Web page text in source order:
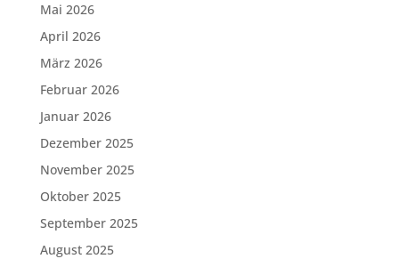
Mai 2026
April 2026
März 2026
Februar 2026
Januar 2026
Dezember 2025
November 2025
Oktober 2025
September 2025
August 2025